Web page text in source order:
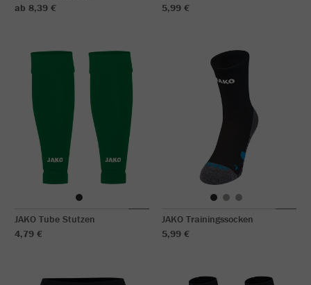
ab 8,39 €
5,99 €
JAKO Tube Stutzen
4,79 €
JAKO Trainingssocken
5,99 €